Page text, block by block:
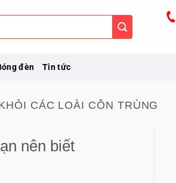
đèn Tin tức
CÁC LOÀI CÔN TRÙNG
nên biết